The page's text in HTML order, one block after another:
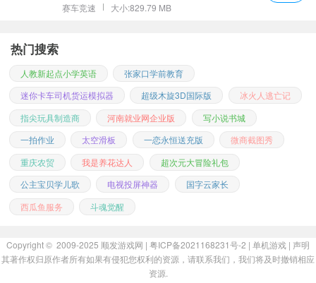
赛车竞速 大小:829.79 MB
热门搜索
人教新起点小学英语
张家口学前教育
迷你卡车司机货运模拟器
超级木旋3D国际版
冰火人逃亡记
指尖玩具制造商
河南就业网企业版
写小说书城
一拍作业
太空滑板 一恋永恒送充版
微商截图秀
重庆农贸
我是养花达人
超次元大冒险礼包
公主宝贝学儿歌
电视投屏神器
国字云家长
西瓜鱼服务
斗魂觉醒
Copyright © 2009-2025 顺发游戏网 | 粤ICP备2021168231号-2 | 单机游戏 | 声明
其著作权归原作者所有如果有侵犯您权利的资源，请联系我们，我们将及时撤销相应
资源.